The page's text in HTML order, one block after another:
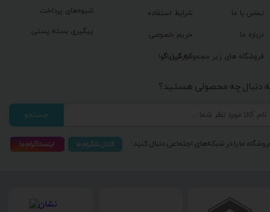
شیوه‌های پرداخت
پیگیری بسته پستی
شرایط استفاده
حریم خصوصی
گزارش باگ
تماس با ما
درباره ما
فروشگاه های زیر مجموعه گیل آوا
دنبال چه محصولی هستید؟
جستجو
ما را در شبکه‌های اجتماعی دنبال کنید: